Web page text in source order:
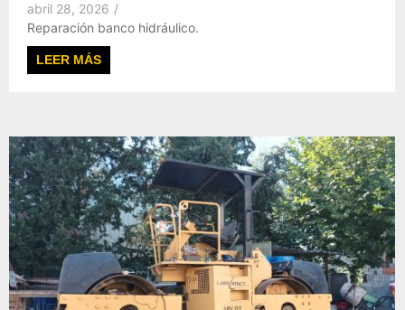
abril 28, 2026 /
Reparación banco hidráulico.
LEER MÁS